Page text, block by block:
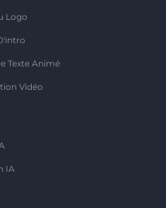
Logo
Texte Animé
Vidéo
IA